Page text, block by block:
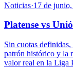
Noticias·17 de
Platense vs
Sin cuotas
patrón histórico y la
valor real en la Liga